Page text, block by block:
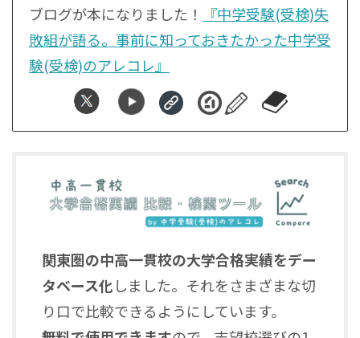
ブログが本になりました！
『中学受験(受検)失
敗組が語る。事前に知っておきたかった中学受
験(受検)のアレコレ』
関東圏の中高一貫校の大学合格実績をデー
タベース化しました。それをさまざまな切
り口で比較できるようにしています。